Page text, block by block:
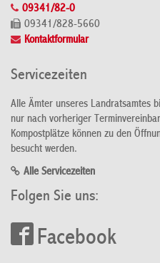
09341/82-0
09341/828-5660
Kontaktformular
Servicezeiten
Alle Ämter unseres Landratsamtes
nur nach vorheriger
Kompostplätze können zu den
besucht werden.
Alle Servicezeiten
Folgen Sie uns:
Facebook